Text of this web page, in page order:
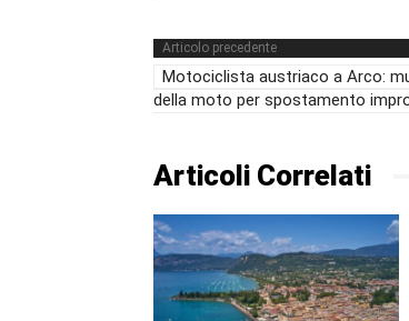
Articolo precedente
Motociclista austriaco a Arco:
della moto per spostamento
Articoli Correlati